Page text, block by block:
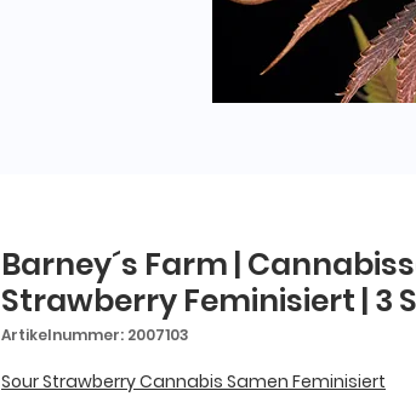
Barney´s Farm |
Strawberry Feminisiert | 3
Artikelnummer: 2007103
Sour Strawberry Cannabis Samen Feminisiert